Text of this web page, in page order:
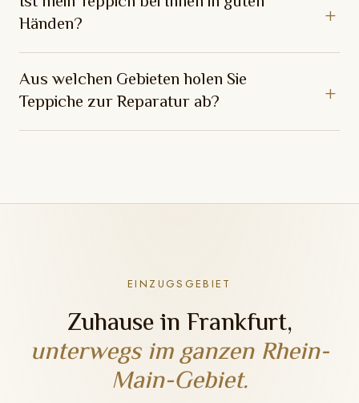
Händen?
Aus welchen Gebieten holen Sie
Teppiche zur Reparatur ab?
EINZUGSGEBIET
Zuhause in Frankfurt,
unterwegs im ganzen Rhein-
Main-Gebiet.